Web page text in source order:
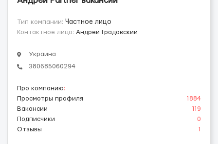
Тип компании: Частное лицо
Контактное лицо: Андрей Градовский
Украина
380685060294
Про компанию:
Просмотры профиля
1884
Вакансии
119
Подписчики
0
Отзывы
1